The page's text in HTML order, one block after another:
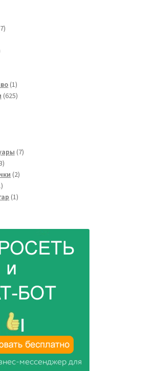
77
11
товар
625625
77
3
товара
22
1
товар
11